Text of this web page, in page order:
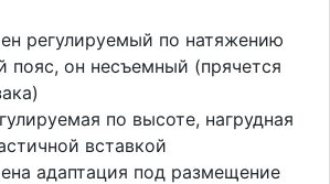
регулируемый по натяжению
пояс, он несъемный (прячется
по высоте, нагрудная
вставкой
адаптация под размещение